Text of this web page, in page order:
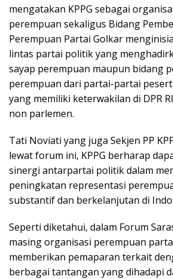
mengatakan KPPG sebagai
perempuan sekaligus Bidang
Perempuan Partai Golkar
lintas partai politik yang
sayap perempuan maupun bidang
perempuan dari partai-partai
yang memiliki keterwakilan di DPR
non parlemen.
Tati Noviati yang juga Sekjen PP
lewat forum ini, KPPG berharap
sinergi antarpartai politik dalam
peningkatan representasi
substantif dan berkelanjutan di
Seperti diketahui, dalam Forum
masing organisasi perempuan
memberikan pemaparan terkait
berbagai tantangan yang dihadapi